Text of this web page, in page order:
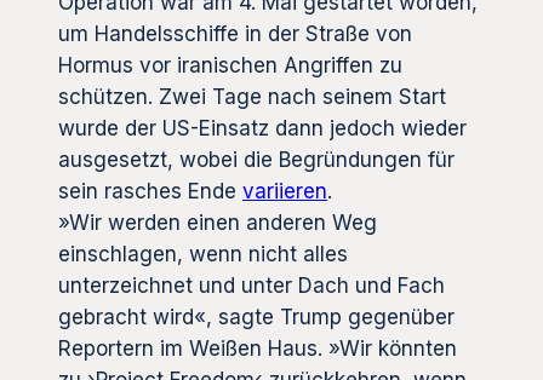
um Handelsschiffe in der Straße von
Hormus vor iranischen Angriffen zu
schützen. Zwei Tage nach seinem Start
wurde der US-Einsatz dann jedoch wieder
ausgesetzt, wobei die Begründungen für
sein rasches Ende variieren.
»Wir werden einen anderen Weg
einschlagen, wenn nicht alles
unterzeichnet und unter Dach und Fach
gebracht wird«, sagte Trump gegenüber
Reportern im Weißen Haus. »Wir könnten